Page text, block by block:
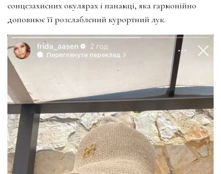
сонцезахисних окулярах і панамці, яка гармонійно
доповнює її розслаблений курортний лук.